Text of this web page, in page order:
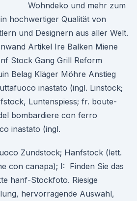
Wohndeko und mehr zum
hochwertiger Qualität von
und Designern aus aller Welt.
Artikel Ire Balken Miene
Stock Gang Grill Reform
Belag Kläger Möhre Anstieg
inastato (ingl. Linstock;
Luntenspiess; fr. boute-
bombardiere con ferro
inastato (ingl.
Zundstock; Hanfstock (lett.
con canapa); I: Finden Sie das
hanf-Stockfoto. Riesige
hervorragende Auswahl,